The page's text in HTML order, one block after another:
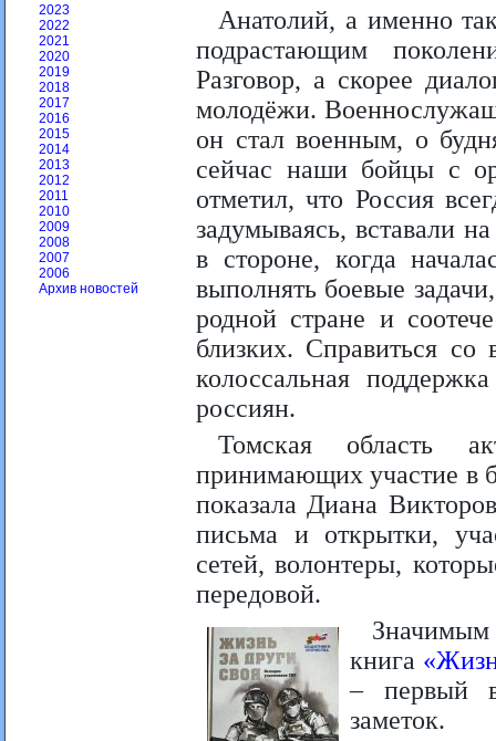
2023
2022
2021
2020
2019
2018
2017
2016
2015
2014
2013
2012
2011
2010
2009
2008
2007
2006
Архив новостей
Анатолий, а именно
подрастающим
Разговор, а скорее
молодёжи.
он стал военным, о
сейчас наши бойцы с
отметил, что Россия
задумываясь, вставали
в стороне, когда
выполнять боевые
родной стране и
близких. Справиться со
колоссальная
россиян.
Томская область
принимающих участие в
показала Диана
письма и открытки,
сетей, волонтеры,
передовой.
Значимым
книга
– первый
заметок.